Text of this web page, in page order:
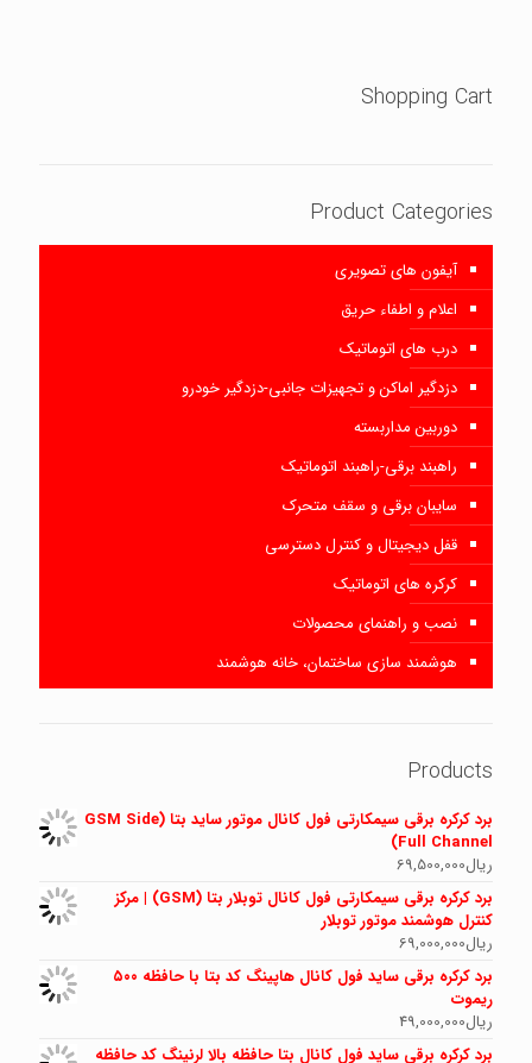
Shopping Cart
Product Categories
آیفون های تصویری
اعلام و اطفاء حریق
درب های اتوماتیک
دزدگیر اماکن و تجهیزات جانبی-دزدگیر خودرو
دوربین مداربسته
راهبند برقی-راهبند اتوماتیک
سایبان برقی و سقف متحرک
قفل دیجیتال و کنترل دسترسی
کرکره های اتوماتیک
نصب و راهنمای محصولات
هوشمند سازی ساختمان، خانه هوشمند
Products
برد کرکره برقی سیمکارتی فول کانال موتور ساید بتا (GSM Side
Full Channel)
ریال69,500,000
برد کرکره برقی سیمکارتی فول کانال توبلار بتا (GSM) | مرکز
کنترل هوشمند موتور توبلار
ریال69,000,000
برد کرکره برقی ساید فول کانال هاپینگ کد بتا با حافظه ۵۰۰
ریموت
ریال49,000,000
برد کرکره برقی ساید فول کانال بتا حافظه بالا لرنینگ کد حافظه